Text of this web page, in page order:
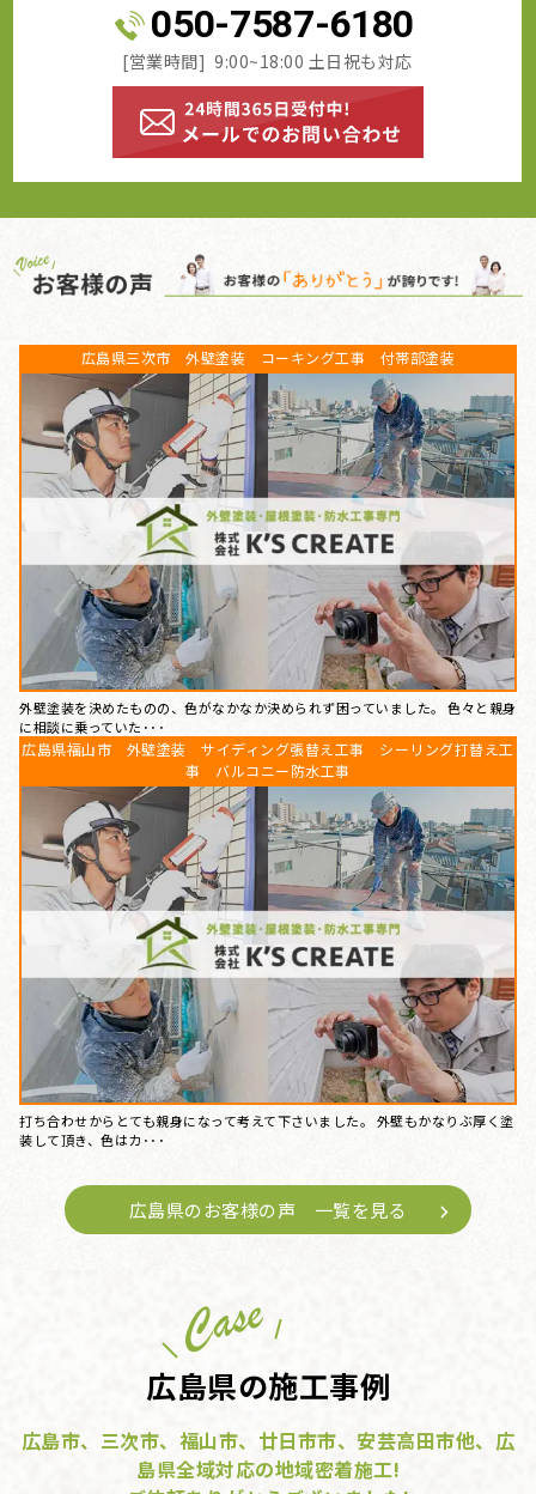
050-7587-6180
[営業時間] 9:00~18:00 土日祝も対応
広島県三次市 外壁塗装 コーキング工事 付帯部塗装
外壁塗装を決めたものの、色がなかなか決められず困っていました。 色々と親身
に相談に乗っていた･･･
広島県福山市 外壁塗装 サイディング張替え工事 シーリング打替え工
事 バルコニー防水工事
打ち合わせからとても親身になって考えて下さいました。 外壁もかなりぶ厚く塗
装して頂き、色はカ･･･
広島県のお客様の声 一覧を見る
広島県の施工事例
広島市、三次市、福山市、廿日市市、安芸高田市他、広
島県全域対応の地域密着施工!